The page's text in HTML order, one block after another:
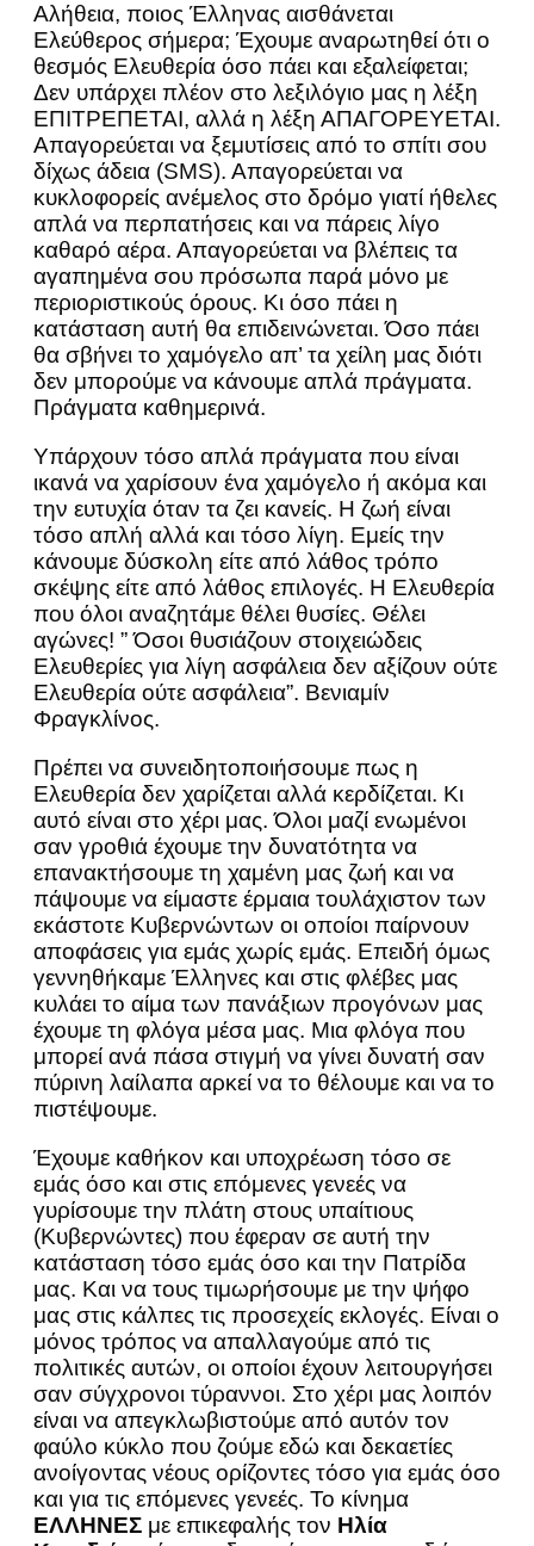
Αλήθεια, ποιος Έλληνας αισθάνεται
Ελεύθερος σήμερα; Έχουμε αναρωτηθεί ότι ο
θεσμός Ελευθερία όσο πάει και εξαλείφεται;
Δεν υπάρχει πλέον στο λεξιλόγιο μας η λέξη
ΕΠΙΤΡΕΠΕΤΑΙ, αλλά η λέξη ΑΠΑΓΟΡΕΥΕΤΑΙ.
Απαγορεύεται να ξεμυτίσεις από το σπίτι σου
δίχως άδεια (SMS). Απαγορεύεται να
κυκλοφορείς ανέμελος στο δρόμο γιατί ήθελες
απλά να περπατήσεις και να πάρεις λίγο
καθαρό αέρα. Απαγορεύεται να βλέπεις τα
αγαπημένα σου πρόσωπα παρά μόνο με
περιοριστικούς όρους. Κι όσο πάει η
κατάσταση αυτή θα επιδεινώνεται. Όσο πάει
θα σβήνει το χαμόγελο απ’ τα χείλη μας διότι
δεν μπορούμε να κάνουμε απλά πράγματα.
Πράγματα καθημερινά.
Υπάρχουν τόσο απλά πράγματα που είναι
ικανά να χαρίσουν ένα χαμόγελο ή ακόμα και
την ευτυχία όταν τα ζει κανείς. Η ζωή είναι
τόσο απλή αλλά και τόσο λίγη. Εμείς την
κάνουμε δύσκολη είτε από λάθος τρόπο
σκέψης είτε από λάθος επιλογές. Η Ελευθερία
που όλοι αναζητάμε θέλει θυσίες. Θέλει
αγώνες! ” Όσοι θυσιάζουν στοιχειώδεις
Ελευθερίες για λίγη ασφάλεια δεν αξίζουν ούτε
Ελευθερία ούτε ασφάλεια”. Βενιαμίν
Φραγκλίνος.
Πρέπει να συνειδητοποιήσουμε πως η
Ελευθερία δεν χαρίζεται αλλά κερδίζεται. Κι
αυτό είναι στο χέρι μας. Όλοι μαζί ενωμένοι
σαν γροθιά έχουμε την δυνατότητα να
επανακτήσουμε τη χαμένη μας ζωή και να
πάψουμε να είμαστε έρμαια τουλάχιστον των
εκάστοτε Κυβερνώντων οι οποίοι παίρνουν
αποφάσεις για εμάς χωρίς εμάς. Επειδή όμως
γεννηθήκαμε Έλληνες και στις φλέβες μας
κυλάει το αίμα των πανάξιων προγόνων μας
έχουμε τη φλόγα μέσα μας. Μια φλόγα που
μπορεί ανά πάσα στιγμή να γίνει δυνατή σαν
πύρινη λαίλαπα αρκεί να το θέλουμε και να το
πιστέψουμε.
Έχουμε καθήκον και υποχρέωση τόσο σε
εμάς όσο και στις επόμενες γενεές να
γυρίσουμε την πλάτη στους υπαίτιους
(Κυβερνώντες) που έφεραν σε αυτή την
κατάσταση τόσο εμάς όσο και την Πατρίδα
μας. Και να τους τιμωρήσουμε με την ψήφο
μας στις κάλπες τις προσεχείς εκλογές. Είναι ο
μόνος τρόπος να απαλλαγούμε από τις
πολιτικές αυτών, οι οποίοι έχουν λειτουργήσει
σαν σύγχρονοι τύραννοι. Στο χέρι μας λοιπόν
είναι να απεγκλωβιστούμε από αυτόν τον
φαύλο κύκλο που ζούμε εδώ και δεκαετίες
ανοίγοντας νέους ορίζοντες τόσο για εμάς όσο
και για τις επόμενες γενεές. Το κίνημα
ΕΛΛΗΝΕΣ με επικεφαλής τον Ηλία